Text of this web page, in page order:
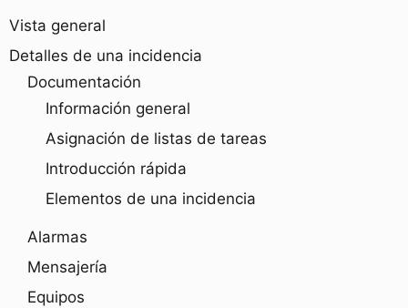
Vista general
Detalles de una incidencia
Documentación
Información general
Asignación de listas de tareas
Introducción rápida
Elementos de una incidencia
Alarmas
Mensajería
Equipos